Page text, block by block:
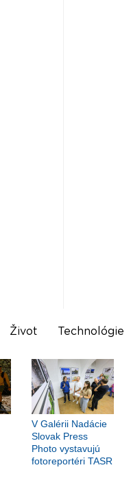
Život Technológie
V Galérii Nadácie
Slovak Press
Photo vystavujú
fotoreportéri TASR